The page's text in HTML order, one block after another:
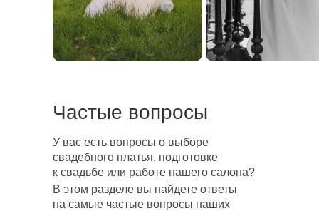
В нашем салоне
представлено более 1 000+
свадебных платьев
от пышных до лаконичных
Загляните в нашу галерею реальных
свадебных фотосессий! Здесь собраны
трогательные и красивые моменты
невест, которые уже сказали «да»
в наших платьях.
Частые вопросы
У вас есть вопросы о выборе
свадебного платья, подготовке
к свадьбе или работе нашего салона?
В этом разделе вы найдете ответы
на самые частые вопросы наших